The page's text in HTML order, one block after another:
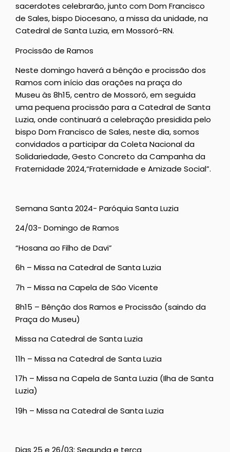
sacerdotes celebrarão, junto com Dom Francisco
de Sales, bispo Diocesano, a missa da unidade, na
Catedral de Santa Luzia, em Mossoró-RN.
Procissão de Ramos
Neste domingo haverá a bênção e procissão dos
Ramos com início das orações na praça do
Museu às 8h15, centro de Mossoró, em seguida
uma pequena procissão para a Catedral de Santa
Luzia, onde continuará a celebração presidida pelo
bispo Dom Francisco de Sales, neste dia, somos
convidados a participar da Coleta Nacional da
Solidariedade, Gesto Concreto da Campanha da
Fraternidade 2024,“Fraternidade e Amizade Social”.
Semana Santa 2024- Paróquia Santa Luzia
24/03- Domingo de Ramos
“Hosana ao Filho de Davi”
6h – Missa na Catedral de Santa Luzia
7h – Missa na Capela de São Vicente
8h15 – Bênção dos Ramos e Procissão (saindo da
Praça do Museu)
Missa na Catedral de Santa Luzia
11h – Missa na Catedral de Santa Luzia
17h – Missa na Capela de Santa Luzia (Ilha de Santa
Luzia)
19h – Missa na Catedral de Santa Luzia